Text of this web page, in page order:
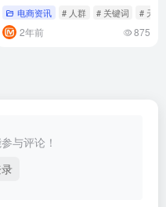
电商资讯 # 人群 # 关键词 # 天猫
2年前 875
与评论！